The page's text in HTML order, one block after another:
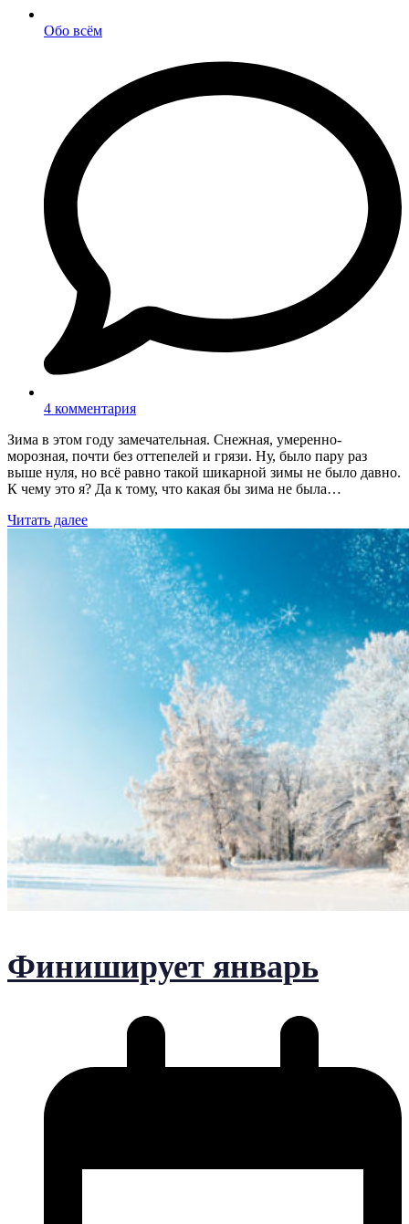
Обо всём
4 комментария
Зима в этом году замечательная. Снежная, умеренно-
морозная, почти без оттепелей и грязи. Ну, было пару раз
выше нуля, но всё равно такой шикарной зимы не было давно.
К чему это я? Да к тому, что какая бы зима не была…
Читать далее
Финиширует январь